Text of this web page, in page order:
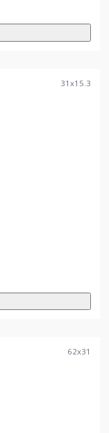
31 x15.3
62x31